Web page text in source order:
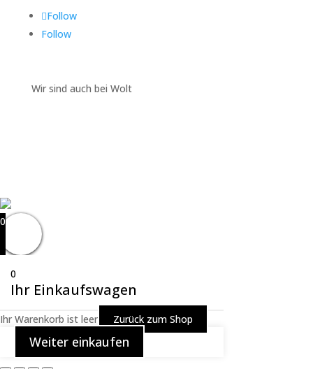
Follow
Follow
Wir sind auch bei Wolt
0
0
Ihr Einkaufswagen
Ihr Warenkorb ist leer Zurück zum Shop
Weiter einkaufen